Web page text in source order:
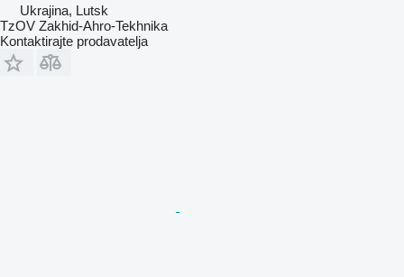
Ukrajina, Lutsk
TzOV Zakhid-Ahro-Tekhnika
Kontaktirajte prodavatelja